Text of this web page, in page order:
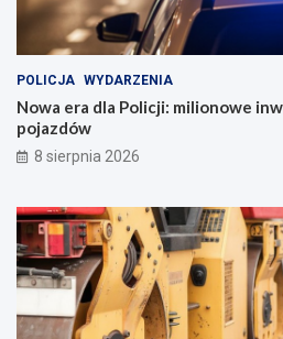
POLICJA WYDARZENIA
Nowa era dla Policji: milionowe
pojazdów
8 sierpnia 2026